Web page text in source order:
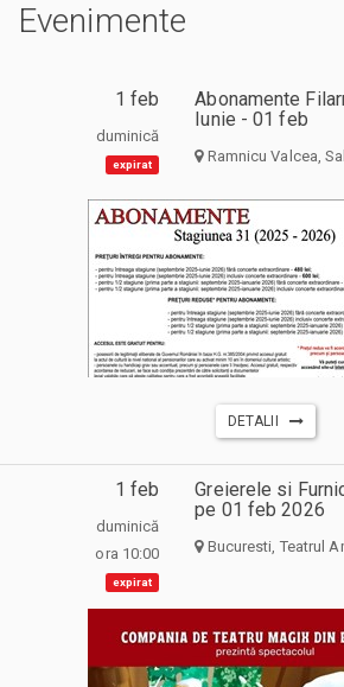
Evenimente
1 feb
duminică
expirat
Abonamente
Iunie - 01 feb
Ramnicu Valcea,
DETALII
1 feb
duminică
ora 10:00
expirat
Greierele si
pe 01 feb 2026
Bucuresti, Teatrul